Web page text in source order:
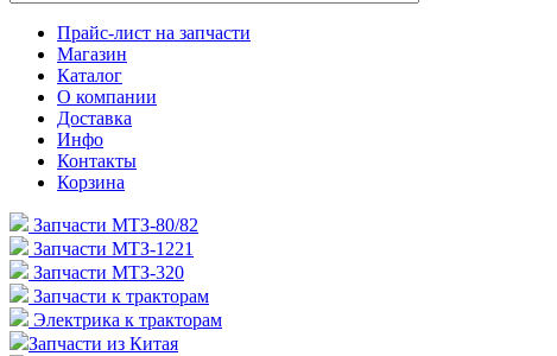
Прайс-лист на запчасти
Магазин
Каталог
О компании
Доставка
Инфо
Контакты
Корзина
Запчасти МТЗ-80/82
Запчасти МТЗ-1221
Запчасти МТЗ-320
Запчасти к тракторам
Электрика к тракторам
Запчасти из Китая